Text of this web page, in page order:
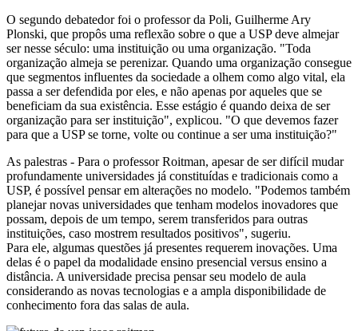
O segundo debatedor foi o professor da Poli, Guilherme Ary
Plonski, que propôs uma reflexão sobre o que a USP deve almejar
ser nesse século: uma instituição ou uma organização. "Toda
organização almeja se perenizar. Quando uma organização consegue
que segmentos influentes da sociedade a olhem como algo vital, ela
passa a ser defendida por eles, e não apenas por aqueles que se
beneficiam da sua existência. Esse estágio é quando deixa de ser
organização para ser instituição", explicou. "O que devemos fazer
para que a USP se torne, volte ou continue a ser uma instituição?"
As palestras - Para o professor Roitman, apesar de ser difícil mudar
profundamente universidades já constituídas e tradicionais como a
USP, é possível pensar em alterações no modelo. "Podemos também
planejar novas universidades que tenham modelos inovadores que
possam, depois de um tempo, serem transferidos para outras
instituições, caso mostrem resultados positivos", sugeriu.
Para ele, algumas questões já presentes requerem inovações. Uma
delas é o papel da modalidade ensino presencial versus ensino a
distância. A universidade precisa pensar seu modelo de aula
considerando as novas tecnologias e a ampla disponibilidade de
conhecimento fora das salas de aula.